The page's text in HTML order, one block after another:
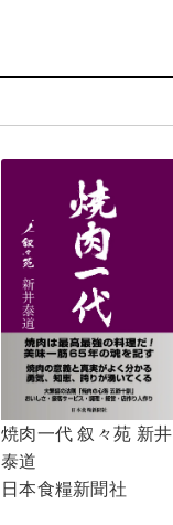
焼肉一代 叙々苑 新井
泰道
日本食糧新聞社